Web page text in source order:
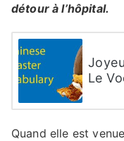
détour à l’hôpital.
Le
Quand elle est